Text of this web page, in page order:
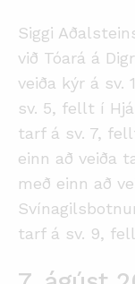
Siggi
við Tóará á
veiða kýr á sv.
sv. 5, fellt í
tarf á sv. 7,
einn að veiða
með einn að
tarf á sv. 9,